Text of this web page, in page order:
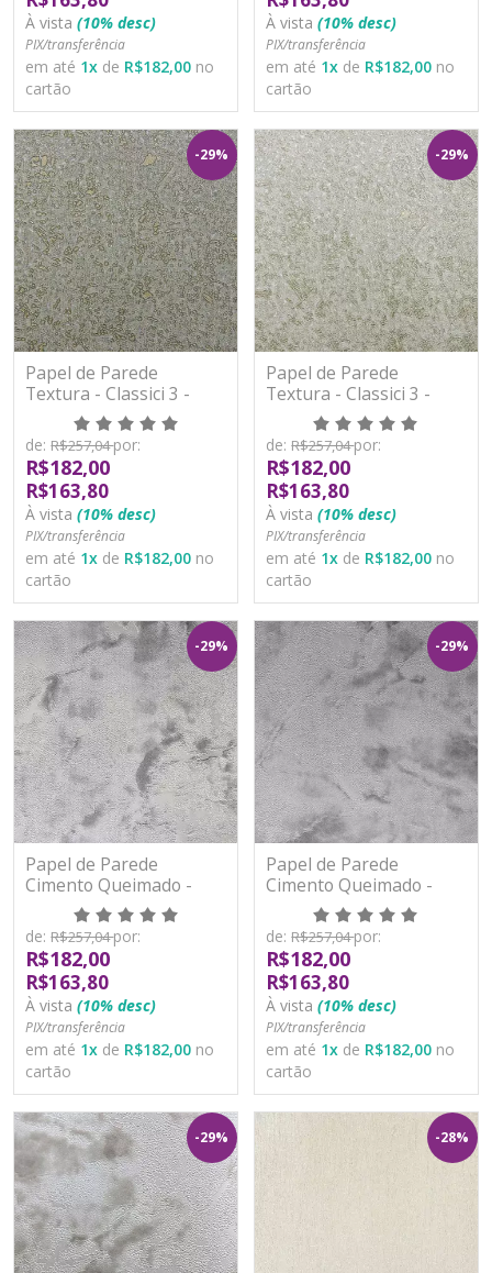
À vista (10% desc)
PIX/transferência
em até 1x de R$182,00 no
cartão
À vista (10% desc)
PIX/transferência
em até 1x de R$182,00 no
cartão
-29%
Papel de Parede
Textura - Classici 3 -
3A93307R - Vinílico -
TNT
de: R$257,04por:
R$182,00
R$163,80
À vista (10% desc)
PIX/transferência
em até 1x de R$182,00 no
cartão
-29%
Papel de Parede
Textura - Classici 3 -
3A93308R - Vinílico -
TNT
de: R$257,04por:
R$182,00
R$163,80
À vista (10% desc)
PIX/transferência
em até 1x de R$182,00 no
cartão
-29%
Papel de Parede
Cimento Queimado -
Classici 3 - 3A93401R -
Vinílico - TNT
de: R$257,04por:
R$182,00
R$163,80
À vista (10% desc)
PIX/transferência
em até 1x de R$182,00 no
cartão
-29%
Papel de Parede
Cimento Queimado -
Classici 3 - 3A93402R -
Vinílico - TNT
de: R$257,04por:
R$182,00
R$163,80
À vista (10% desc)
PIX/transferência
em até 1x de R$182,00 no
cartão
-29% -28%